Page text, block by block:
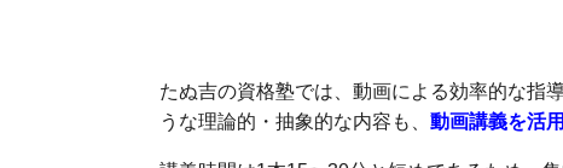
たぬ吉の資格塾では、動画による効率的な指
うな理論的・抽象的な内容も、 動画講義を活